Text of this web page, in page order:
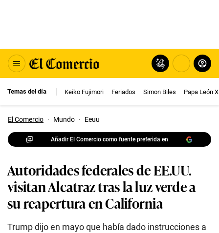
Temas del día Keiko Fujimori Feriados Simon Biles Papa León
El Comercio · Mundo · Eeuu
Añadir El Comercio como fuente preferida en
Autoridades federales de EE.UU.
visitan Alcatraz tras la luz verde a
su reapertura en California
Trump dijo en mayo que había dado instrucciones a